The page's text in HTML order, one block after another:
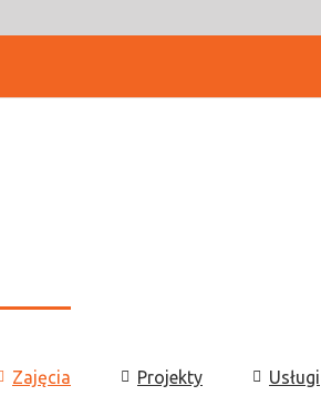
Zajęcia Projekty Usługi